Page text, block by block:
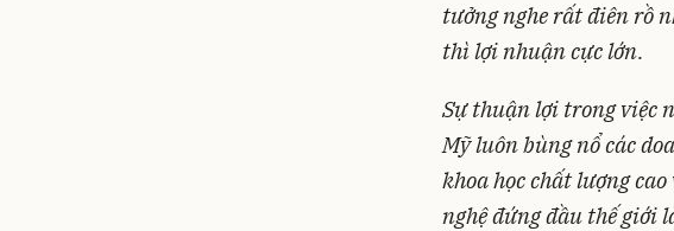
tưởng nghe rất điên rồ
thì lợi nhuận cực lớn.
Sự thuận lợi trong việc
Mỹ luôn bùng nổ các
khoa học chất lượng
nghệ đứng đầu thế giới